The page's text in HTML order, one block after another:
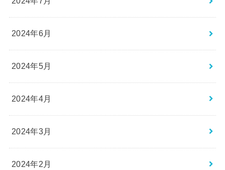
2024年6月
2024年5月
2024年4月
2024年3月
2024年2月